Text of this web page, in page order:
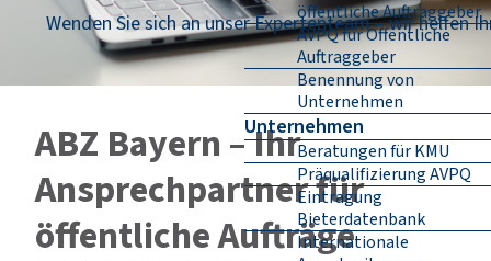
öffentliche Auftraggeber
AVPQ für Öffentliche
Auftraggeber
Benennung von
Unternehmen
Unternehmen
Beratungen für KMU
Präqualifizierung AVPQ
Eintragung
Bieterdatenbank
Internationale
Wenden Sie sich an unser Expertenteam – wir helfen
ABZ Bayern – Ihr
Ansprechpartner für
öffentliche Aufträge